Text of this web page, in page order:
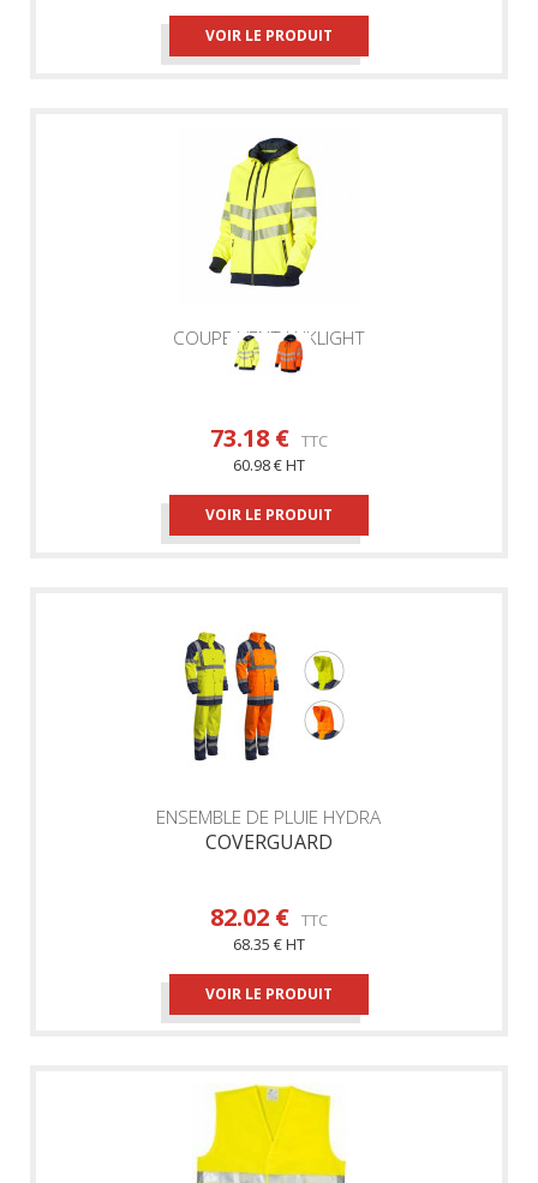
VOIR LE PRODUIT
COUPE-VENT LUKLIGHT
73.18 € TTC
60.98 € HT
VOIR LE PRODUIT
ENSEMBLE DE PLUIE HYDRA
COVERGUARD
82.02 € TTC
68.35 € HT
VOIR LE PRODUIT